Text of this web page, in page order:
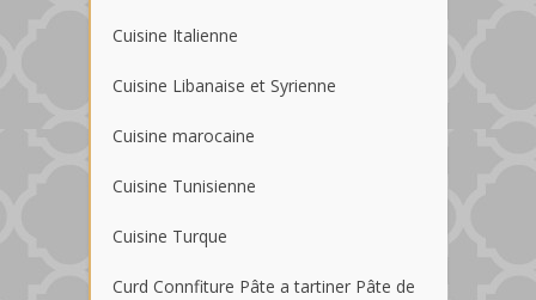
Cuisine Italienne
Cuisine Libanaise et Syrienne
Cuisine marocaine
Cuisine Tunisienne
Cuisine Turque
Curd Connfiture Pâte a tartiner Pâte de